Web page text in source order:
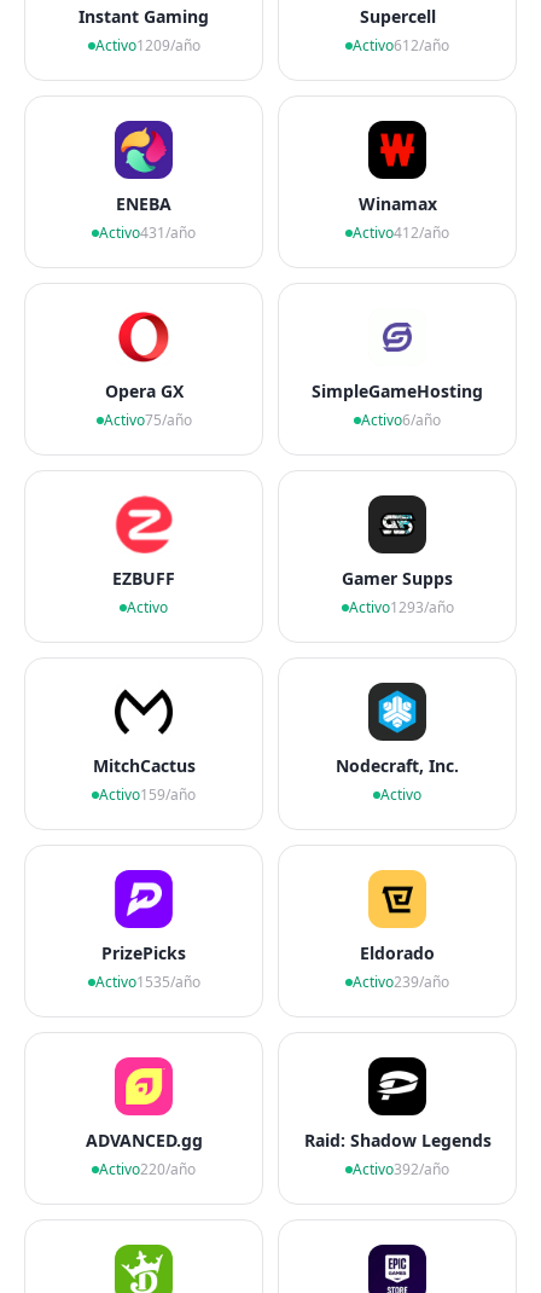
Instant Gaming
Activo1209/año
Supercell
Activo612/año
ENEBA
Activo431/año
Winamax
Activo412/año
Opera GX
Activo75/año
SimpleGameHosting
Activo6/año
EZBUFF
Activo
Gamer Supps
Activo1293/año
MitchCactus
Activo159/año
Nodecraft, Inc.
Activo
PrizePicks
Activo1535/año
Eldorado
Activo239/año
ADVANCED.gg
Activo220/año
Raid: Shadow Legends
Activo392/año